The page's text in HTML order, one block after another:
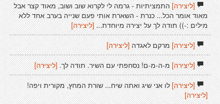
[ליצירה]התמציתיות - גרמה לי לקרוא שוב ושוב, מאוד קצר אבל
מאוד אומר הכל... כנרת - השארת אותי פעם שנייה בערב אחד ללא
מילים :-)) תודה לך על יצירה מיוחדת... [ליצירה]
[ליצירה]מרקם לאגדה [ליצירה]
[ליצירה]מ-ה-מ-ם! נסחפתי עם השיר. תודה לך. [ליצירה]
[ליצירה]לו אני שיג ואתה שיח... שורת המחץ, מקורית ויפה!
[ליצירה]